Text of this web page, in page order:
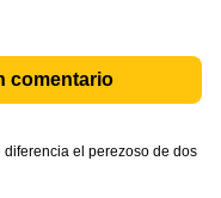
comentario
diferencia el perezoso de dos